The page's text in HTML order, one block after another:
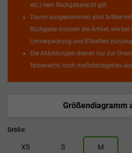
etc.) kein Rückgaberecht gilt.
Davon ausgenommen sind Artikel
Rückgabe müssen die Artikel, wie
Umverpackung und Etiketten
Die Abbildungen dienen nur zur
farbenecht, noch maßstabsgetreu
Größendiagramm
Größe:
XS S M